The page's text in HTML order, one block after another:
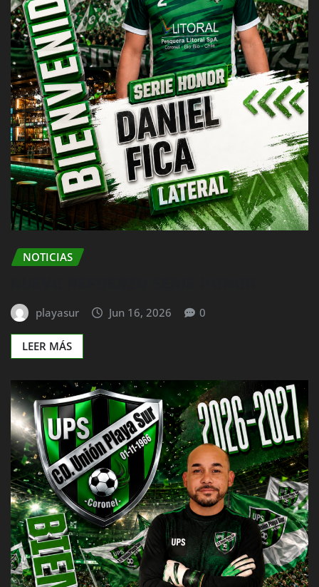
NOTICIAS
playasur Jun 16, 2026 0
LEER MÁS